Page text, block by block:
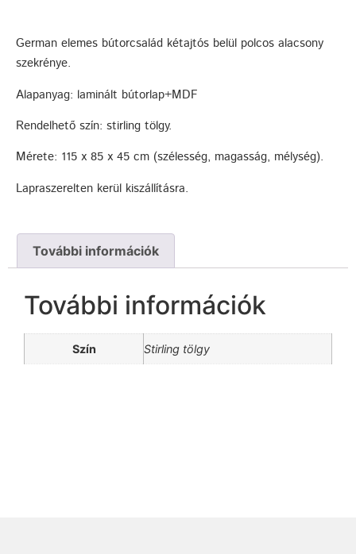
German elemes bútorcsalád kétajtós belül polcos alacsony
szekrénye.
Alapanyag: laminált bútorlap+MDF
Rendelhető szín: stirling tölgy.
Mérete: 115 x 85 x 45 cm (szélesség, magasság, mélység).
Lapraszerelten kerül kiszállításra.
További információk
További információk
Szín Stirling tölgy